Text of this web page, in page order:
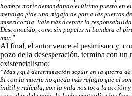
hombre morir demandando el último puesto en
mendigo pide una migaja de pan a las puertas
misericordia. Vale más aceptar la
Desconocido, como sin papeles ni bandera el
mar.”
Al final, el autor vence el pesimismo y,
pozo de la desesperación, termina con un
existencialismo:
“Mas ¿qué determinación seguir en la guerra
Si con la muerte no queda más refugio que el
inútil y ridícula, con la vida nos toca la acción